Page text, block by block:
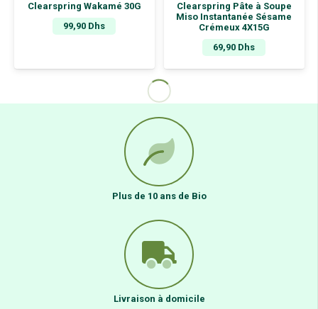
Clearspring Wakamé 30G
99,90 Dhs
Clearspring Pâte à Soupe
Miso Instantanée Sésame
Crémeux 4X15G
69,90 Dhs
Plus de 10 ans de Bio
Livraison à domicile